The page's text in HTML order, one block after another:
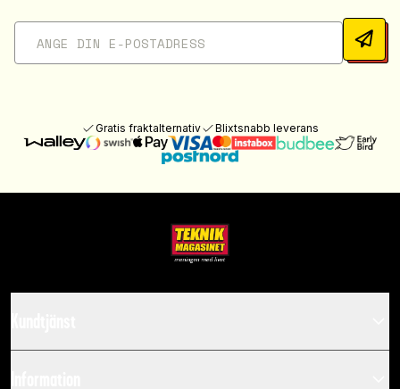
Gratis fraktalternativ Blixtsnabb leverans